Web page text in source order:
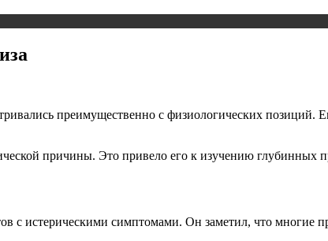
преимущественно с физиологических позиций.
причины. Это привело его к изучению глубинных
с истерическими симптомами. Он заметил, что многие